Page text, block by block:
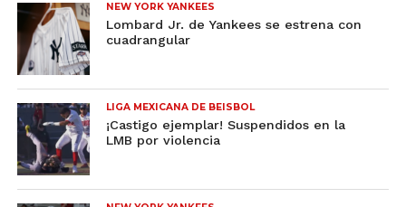
NEW YORK YANKEES
Lombard Jr. de Yankees se estrena con
cuadrangular
LIGA MEXICANA DE BEISBOL
¡Castigo ejemplar! Suspendidos en la
LMB por violencia